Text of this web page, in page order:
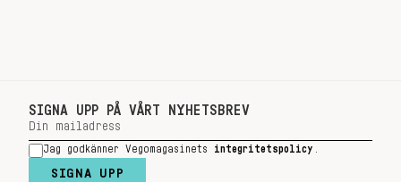
SIGNA UPP PÅ VÅRT NYHETSBREV
Jag godkänner Vegomagasinets integritetspolicy
SIGNA UPP